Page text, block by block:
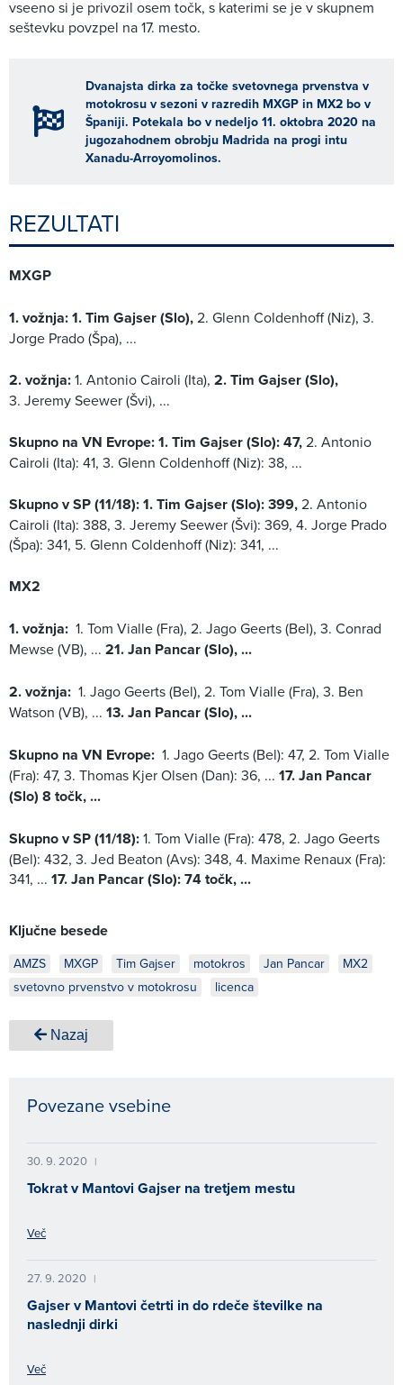
vseeno si je privozil osem točk, s katerimi se je v skupnem
seštevku povzpel na 17. mesto.
Dvanajsta dirka za točke svetovnega prvenstva v
motokrosu v sezoni v razredih MXGP in MX2 bo v
Španiji. Potekala bo v nedeljo 11. oktobra 2020 na
jugozahodnem obrobju Madrida na progi intu
Xanadu-Arroyomolinos.
REZULTATI
MXGP
1. vožnja: 1. Tim Gajser (Slo),2. Glenn Coldenhoff (Niz), 3.
Jorge Prado (Špa), ...
2. vožnja:1. Antonio Cairoli (Ita), 2. Tim Gajser (Slo),
3. Jeremy Seewer (Švi), ...
Skupno na VN Evrope: 1. Tim Gajser (Slo): 47,2. Antonio
Cairoli (Ita): 41, 3. Glenn Coldenhoff (Niz): 38, ...
Skupno v SP (11/18):1. Tim Gajser (Slo): 399,2. Antonio
Cairoli (Ita): 388, 3. Jeremy Seewer (Švi): 369, 4. Jorge Prado
(Špa): 341, 5. Glenn Coldenhoff (Niz): 341, ...
MX2
1. vožnja: 1. Tom Vialle (Fra), 2. Jago Geerts (Bel), 3. Conrad
Mewse (VB), ... 21. Jan Pancar (Slo), ...
2. vožnja: 1. Jago Geerts (Bel), 2. Tom Vialle (Fra), 3. Ben
Watson (VB), ... 13. Jan Pancar (Slo), ...
Skupno na VN Evrope: 1. Jago Geerts (Bel): 47, 2. Tom Vialle
(Fra): 47, 3. Thomas Kjer Olsen (Dan): 36, ... 17. Jan Pancar
(Slo) 8 točk, ...
Skupno v SP (11/18):1. Tom Vialle (Fra): 478, 2. Jago Geerts
(Bel): 432, 3. Jed Beaton (Avs): 348, 4. Maxime Renaux (Fra):
341, ... 17. Jan Pancar (Slo): 74 točk, ...
Ključne besede
AMZS MXGP Tim Gajser motokros Jan Pancar
MX2
svetovno prvenstvo v motokrosu
licenca
Nazaj
Povezane vsebine
30. 9. 2020 |
Tokrat v Mantovi Gajser na tretjem mestu
Več
27. 9. 2020 |
Gajser v Mantovi četrti in do rdeče številke na
naslednji dirki
Več